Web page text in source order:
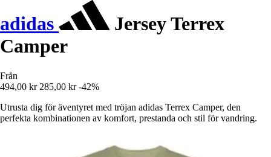
adidas
Jersey Terrex
Camper
Från
494,00 kr 285,00 kr -42%
Utrusta dig för äventyret med tröjan adidas Terrex Camper, den
perfekta kombinationen av komfort, prestanda och stil för vandring.